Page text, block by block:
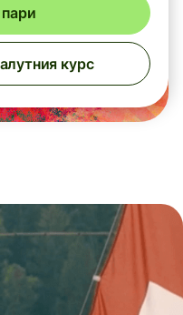
курс